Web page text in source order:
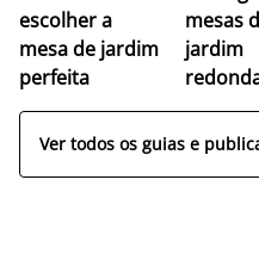
escolher a
mesa de jardim
perfeita
mesas
jardim
Ver todos os guias e